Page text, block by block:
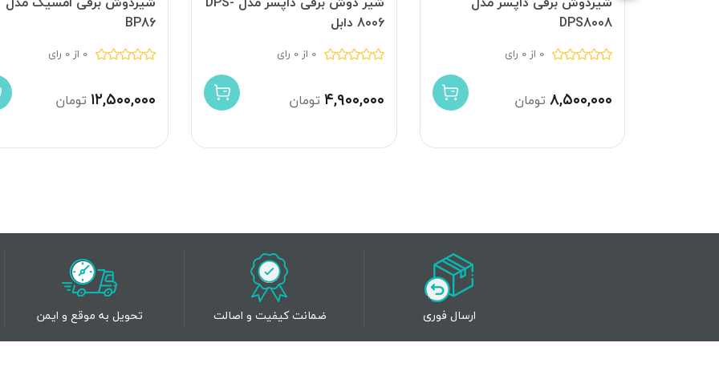
DPS8008
0 از 0 رای
۸,۵۰۰,۰۰۰ تومان
8006 دابل
0 از 0 رای
۴,۹۰۰,۰۰۰ تومان
BP86
0 از 0 رای
۱۲,۵۰۰,۰۰۰ تومان
ارسال فوری ضمانت کیفیت و اصالت تحویل به موقع و ایمن